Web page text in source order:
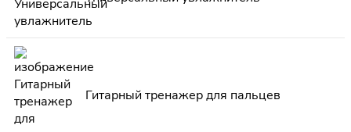
Гитарный тренажер для пальцев